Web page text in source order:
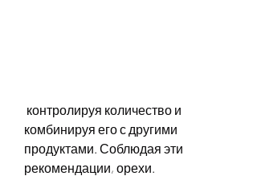
комбинируя его с другими
продуктами. Соблюдая эти
рекомендации, орехи.